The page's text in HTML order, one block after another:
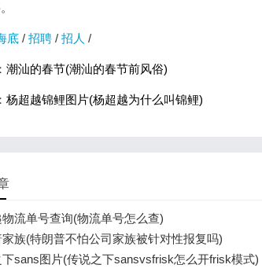
底 / 招聘 / 招人 /
潮汕的春节(潮汕的春节前风俗)
杨超越锦鲤图片(杨超越为什么叫锦鲤)
流单号查询(物流单号怎么查)
族(特朗普不怕公司家族被针对性报复吗)
sans图片(传说之下sansvsfrisk怎么开frisk模式)